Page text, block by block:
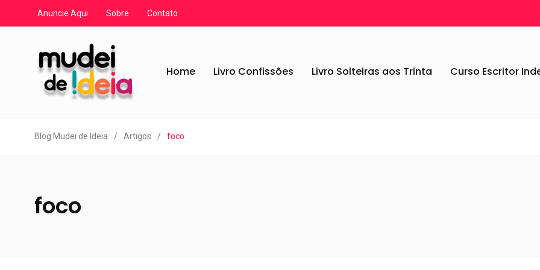
Anuncie Aqui Sobre Contato
Home Livro Confissões Livro Solteiras aos Trinta Curso Escritor
Blog Mudei de Ideia / Artigos / foco
foco